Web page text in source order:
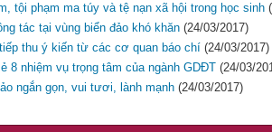
tội phạm ma túy và tệ nạn xã hội trong học sinh
tác tại vùng biển đảo khó khăn (24/03/2017)
thu ý kiến từ các cơ quan báo chí (24/03/2017)
8 nhiệm vụ trọng tâm của ngành GDĐT (24/03/
ngắn gọn, vui tươi, lành mạnh (24/03/2017)